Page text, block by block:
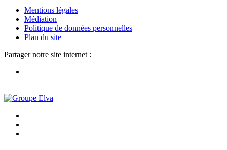
Mentions légales
Médiation
Politique de données personnelles
Plan du site
Partager notre site internet :